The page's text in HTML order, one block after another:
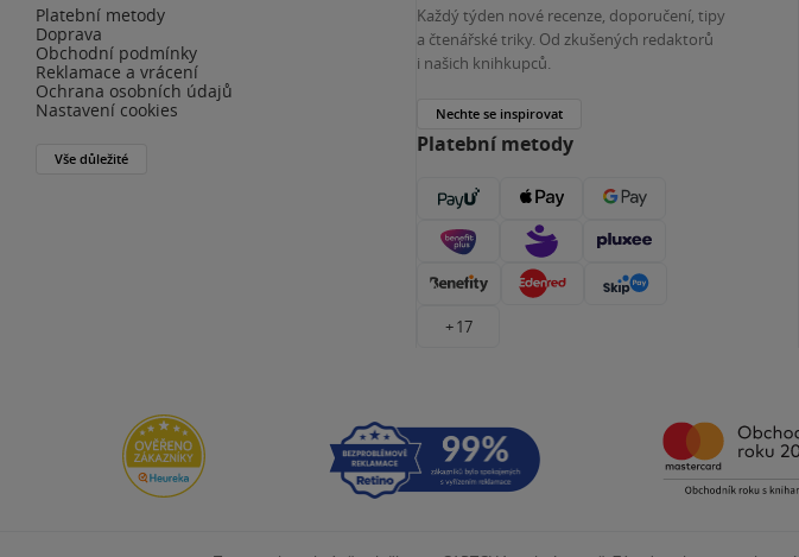
Platební metody
Doprava
Obchodní podmínky
Reklamace a vrácení
Ochrana osobních údajů
Nastavení cookies
Vše důležité
Každý týden nové recenze, doporučení, tipy
a čtenářské triky. Od zkušených redaktorů
i našich knihkupců.
Nechte se inspirovat
Platební metody
+ 17